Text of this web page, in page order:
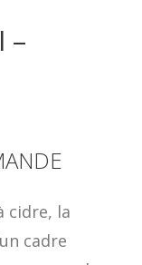
–
cidre, la
cadre